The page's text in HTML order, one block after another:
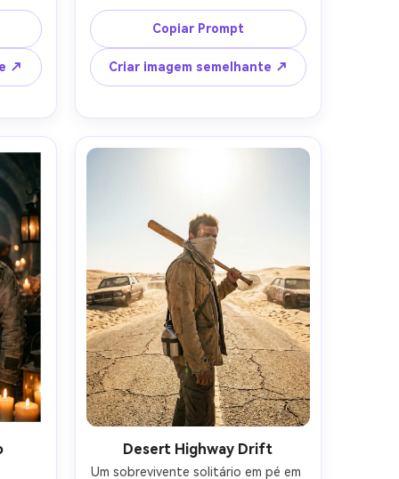
em
III
de
↗
abandonado na hora de ouro,
bombas rachadas, ervas daninhas,
caminhão empoeirada, camisa
xadrez e cinto de munição, brilho
solar e longas sombras, disparado
molduras de corpo inteiro, vibe
cinematográfica do apocalipse
Copiar Prompt
Criar imagem semelhante ↗
Desert Highway Drift
Um sobrevivente solitário em pé em